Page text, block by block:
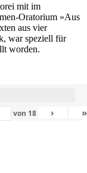
mit im
Oratorium »Aus
aus vier
war speziell für
worden.
von 18 › »